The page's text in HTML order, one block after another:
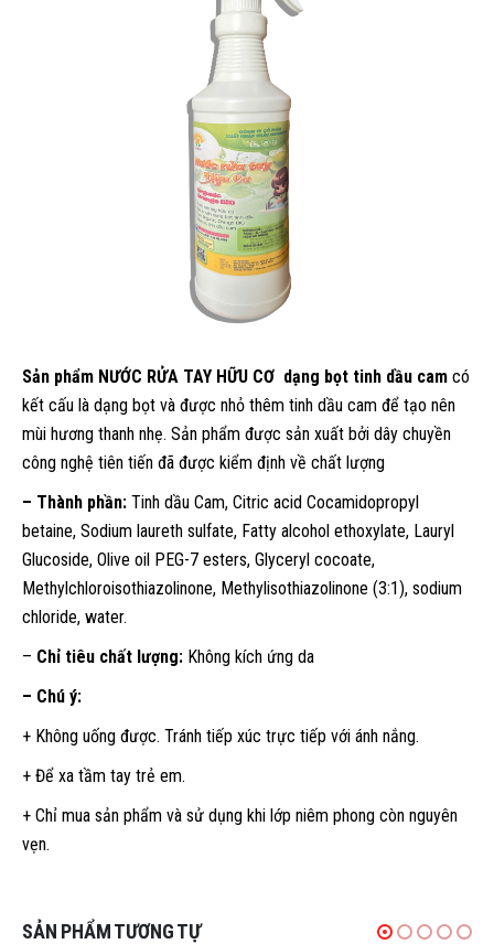
Sản phẩm NƯỚC RỬA TAY HỮU CƠ dạng bọt tinh dầu cam có
kết cấu là dạng bọt và được nhỏ thêm tinh dầu cam để tạo nên
mùi hương thanh nhẹ. Sản phẩm được sản xuất bởi dây chuyền
công nghệ tiên tiến đã được kiểm định về chất lượng
– Thành phần: Tinh dầu Cam, Citric acid Cocamidopropyl
betaine, Sodium laureth sulfate, Fatty alcohol ethoxylate, Lauryl
Glucoside, Olive oil PEG-7 esters, Glyceryl cocoate,
Methylchloroisothiazolinone, Methylisothiazolinone (3:1), sodium
chloride, water.
– Chỉ tiêu chất lượng: Không kích ứng da
– Chú ý:
+ Không uống được. Tránh tiếp xúc trực tiếp với ánh nắng.
+ Để xa tầm tay trẻ em.
+ Chỉ mua sản phẩm và sử dụng khi lớp niêm phong còn nguyên
vẹn.
SẢN PHẨM TƯƠNG TỰ